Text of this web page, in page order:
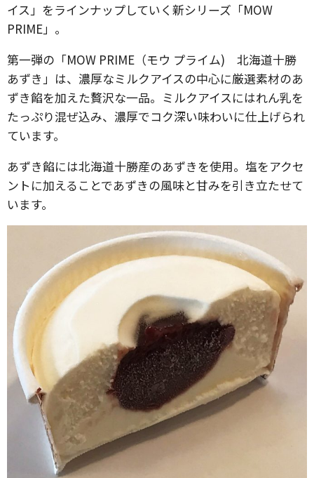
イス」をラインナップしていく新シリーズ「MOW
PRIME」。
第一弾の「MOW PRIME（モウ プライム) 北海道十勝
あずき」は、濃厚なミルクアイスの中心に厳選素材のあ
ずき餡を加えた贅沢な一品。ミルクアイスにはれん乳を
たっぷり混ぜ込み、濃厚でコク深い味わいに仕上げられ
ています。
あずき餡には北海道十勝産のあずきを使用。塩をアクセ
ントに加えることであずきの風味と甘みを引き立たせて
います。